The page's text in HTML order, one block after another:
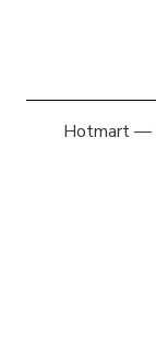
Hotmart —